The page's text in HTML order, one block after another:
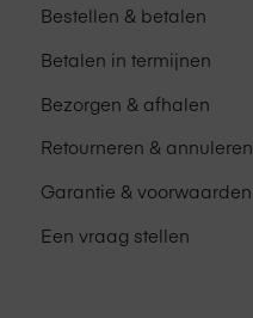
Bestellen & betalen
Betalen in termijnen
Bezorgen & afhalen
Retourneren & annuleren
Garantie & voorwaarden
Een vraag stellen